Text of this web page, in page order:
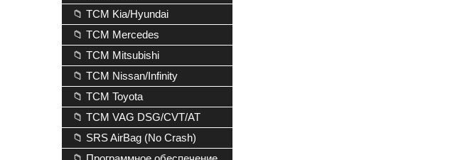
📁 TCM Kia/Hyundai
📁 TCM Mercedes
📁 TCM Mitsubishi
📁 TCM Nissan/Infinity
📁 TCM Toyota
📁 TCM VAG DSG/CVT/AT
📁 SRS AirBag (No Crash)